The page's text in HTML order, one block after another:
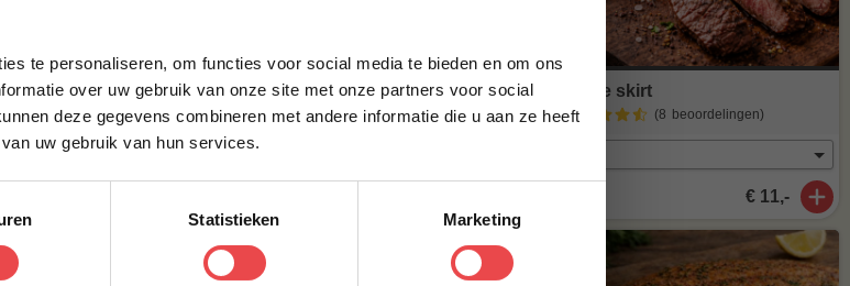
te personaliseren, om functies voor social media te bieden en om ons
over uw gebruik van onze site met onze partners voor social
deze gegevens combineren met andere informatie die u aan ze heeft
uw gebruik van hun services.
Statistieken Marketing
Inside skirt
(8 beoordelingen)
€ 11,-
VOORNAAM*
E-MAILADRES*